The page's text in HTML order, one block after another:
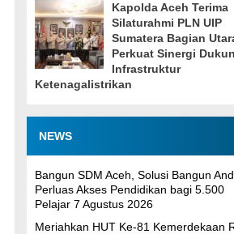
Kapolda Aceh Terima
Silaturahmi PLN UIP
Sumatera Bagian
Perkuat Sinergi
Infrastruktur
Ketenagalistrikan
NEWS
Bangun SDM Aceh, Solusi Bangun
Perluas Akses Pendidikan bagi 5.500
Pelajar 7 Agustus 2026
Meriahkan HUT Ke-81 Kemerdekaan